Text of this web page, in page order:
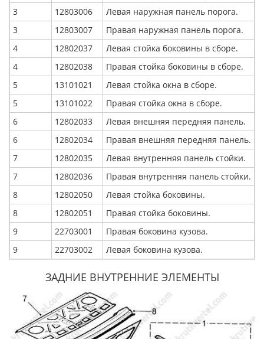
3
12803006
Левая наружная панель порога.
3
12803007
Правая наружная панель порога.
4
12802037
Левая стойка боковины в сборе.
4
12802038
Правая стойка боковины в сборе.
5
13101021
Левая стойка окна в сборе.
5
13101022
Правая стойка окна в сборе.
6
12802033
Левая внешняя передняя панель.
6
12802034
Правая внешняя передняя панель.
7
12802035
Левая внутренняя панель стойки.
7
12802036
Правая внутренняя панель стойки.
8
12802050
Левая стойка боковины.
8
12802051
Правая стойка боковины.
9
22703001
Правая боковина кузова.
9
22703002 Левая боковина кузова.
ЗАДНИЕ ВНУТРЕННИЕ ЭЛЕМЕНТЫ